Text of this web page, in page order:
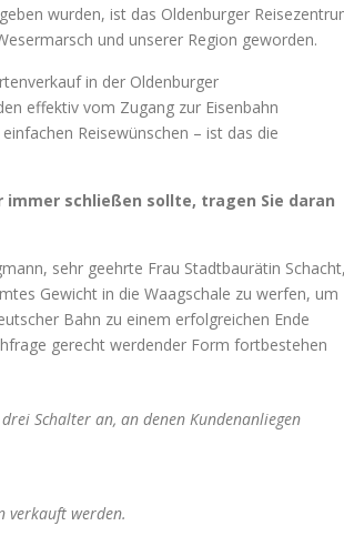
wurden, ist das Oldenburger
und unserer Region geworden.
in der Oldenburger
effektiv vom Zugang zur Eisenbahn
Reisewünschen – ist das die
schließen sollte, tragen Sie daran
sehr geehrte Frau Stadtbaurätin Schacht,
Gewicht in die Waagschale zu werfen, um
Bahn zu einem erfolgreichen Ende
gerecht werdender Form fortbestehen
Schalter an, an denen Kundenanliegen
verkauft werden.